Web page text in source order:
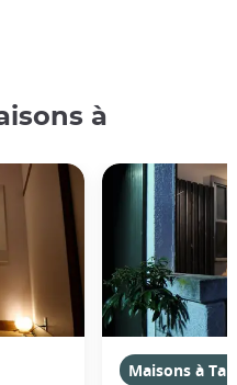
à
Maisons à